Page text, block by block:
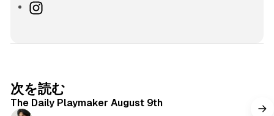
I
g
r
a
次を読む
The Daily Playmaker August 9th